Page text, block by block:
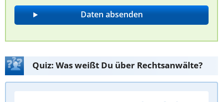
Quiz: Was weißt Du über Rechtsanwälte?